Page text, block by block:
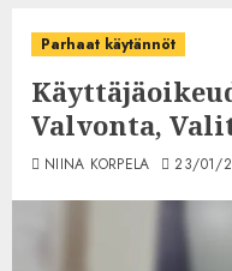
Parhaat käytännöt
Valvonta,
NIINA KORPELA 23/01/